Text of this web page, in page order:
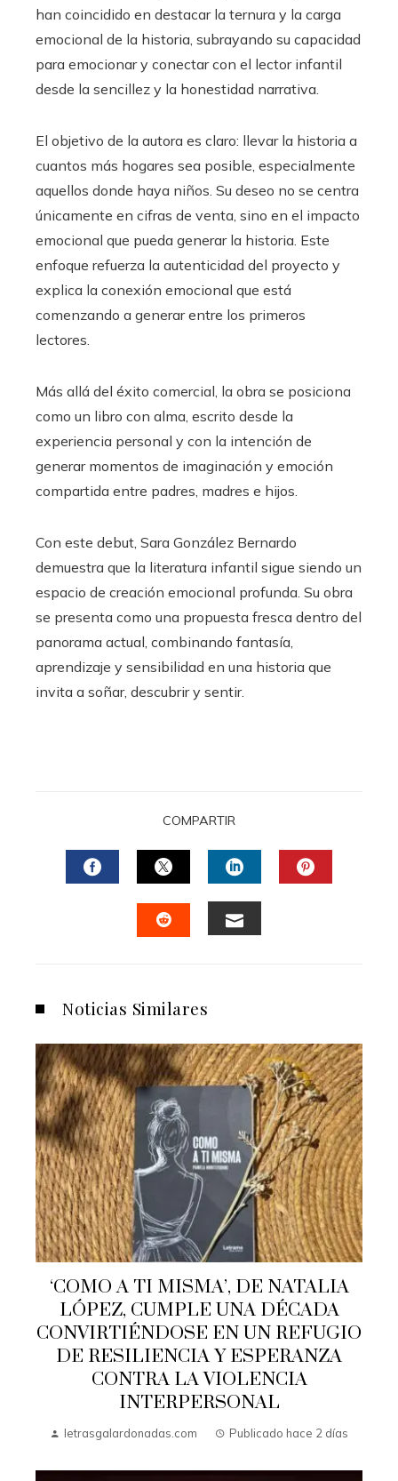
han coincidido en destacar la ternura y la carga
emocional de la historia, subrayando su capacidad
para emocionar y conectar con el lector infantil
desde la sencillez y la honestidad narrativa.
El objetivo de la autora es claro: llevar la historia a
cuantos más hogares sea posible, especialmente
aquellos donde haya niños. Su deseo no se centra
únicamente en cifras de venta, sino en el impacto
emocional que pueda generar la historia. Este
enfoque refuerza la autenticidad del proyecto y
explica la conexión emocional que está
comenzando a generar entre los primeros
lectores.
Más allá del éxito comercial, la obra se posiciona
como un libro con alma, escrito desde la
experiencia personal y con la intención de
generar momentos de imaginación y emoción
compartida entre padres, madres e hijos.
Con este debut, Sara González Bernardo
demuestra que la literatura infantil sigue siendo un
espacio de creación emocional profunda. Su obra
se presenta como una propuesta fresca dentro del
panorama actual, combinando fantasía,
aprendizaje y sensibilidad en una historia que
invita a soñar, descubrir y sentir.
COMPARTIR
FACEBOOKTWITTERLINKEDIN
Noticias Similares
‘COMO A TI MISMA’, DE NATALIA
LÓPEZ, CUMPLE UNA DÉCADA
CONVIRTIÉNDOSE EN UN REFUGIO
DE RESILIENCIA Y ESPERANZA
CONTRA LA VIOLENCIA
INTERPERSONAL
letrasgalardonadas.com Publicado hace 2 días